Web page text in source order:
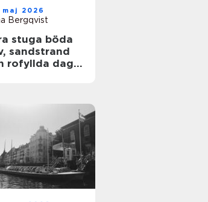
maj 2026
Bergqvist
stuga böda
sandstrand
rofyllda dagar